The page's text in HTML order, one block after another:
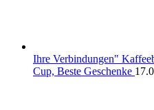
Ihre Verbindungen"
Cup, Beste Geschenke